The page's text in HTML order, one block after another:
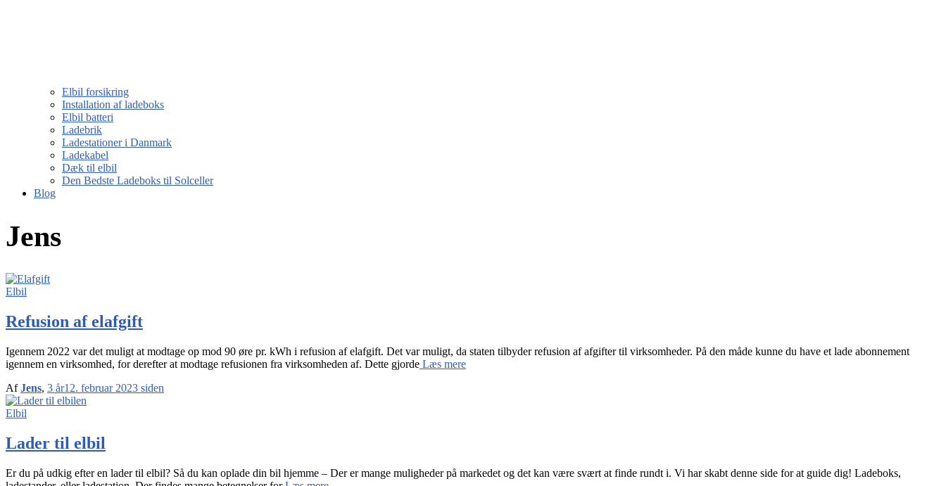
Elbil forsikring
Installation af ladeboks
Elbil batteri
Ladebrik
Ladestationer i Danmark
Ladekabel
Dæk til elbil
Den Bedste Ladeboks til Solceller
Blog
Jens
Elbil
Refusion af elafgift
Igennem 2022 var det muligt at modtage op mod 90 øre pr. kWh i refusion af elafgift. Det var muligt, da staten tilbyder refusion af afgifter til virksomheder. På den måde kunne du have et lade abonnement
igennem en virksomhed, for derefter at modtage refusionen fra virksomheden af. Dette gjorde Læs mere
AfJens, 3 år12. februar 2023 siden
Elbil
Lader til elbil
Er du på udkig efter en lader til elbil? Så du kan oplade din bil hjemme – Der er mange muligheder på markedet og det kan være svært at finde rundt i. Vi har skabt denne side for at guide dig! Ladeboks,